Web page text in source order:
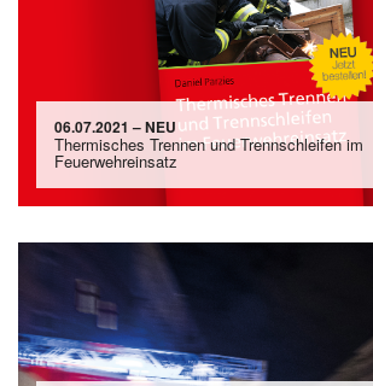
06.07.2021 – NEU
Thermisches Trennen und Trennschleifen im
Feuerwehreinsatz